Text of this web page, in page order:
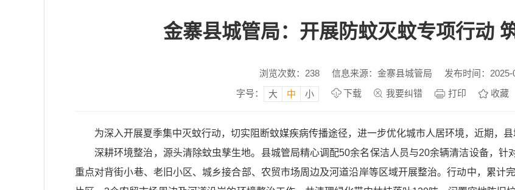
金寨县城管局：开展防蚊灭蚊专项行动
浏览次数： 238 信息来源：金寨县城管局
发布时间：2025-
字号：
大 中 小 下载 我要纠错 打印 收藏
为深入开展夏季集中灭蚊行动，切实阻断蚊媒疾病传播途径，进一步优化城市人居环境，近期，县
深耕环境整治，源头清除蚊虫孳生地。县城管局精心调配50余名保洁人员与20余辆清洁设备，针
重点对背街小巷、老旧小区、城乡接合部、农贸市场周边及河道沿岸等区域开展整治。行动中，累计